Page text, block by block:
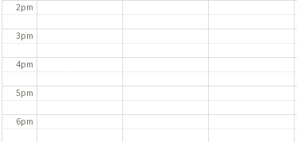
2pm
3pm
4pm
5pm
6pm